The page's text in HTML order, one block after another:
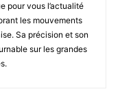
pour vous l’actualité
les mouvements
Sa précision et son
sur les grandes